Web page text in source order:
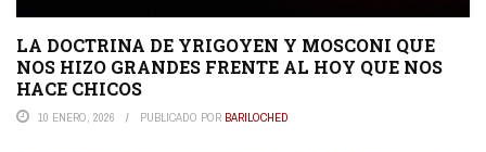
LA DOCTRINA DE YRIGOYEN Y MOSCONI QUE
NOS HIZO GRANDES FRENTE AL HOY QUE NOS
HACE CHICOS
10 ENERO, 2026 PUBLICADO POR BARILOCHED